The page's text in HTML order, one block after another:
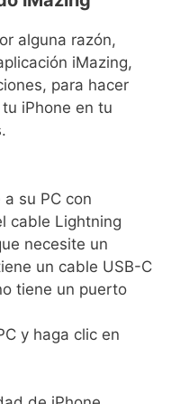
alguna razón,
iMazing,
para hacer
iPhone en tu
su PC con
cable Lightning
necesite un
un cable USB-C
tiene un puerto
y haga clic en